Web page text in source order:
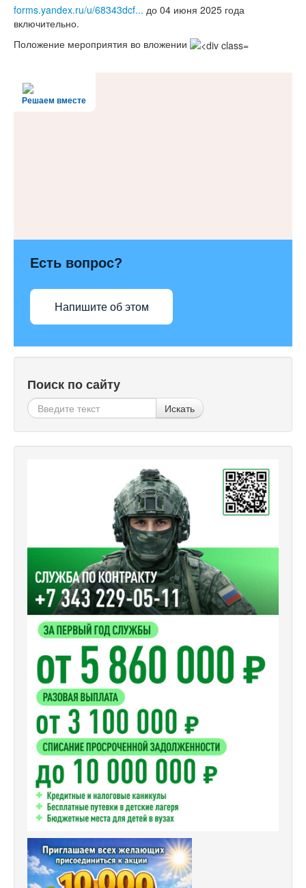
forms.yandex.ru/u/68343dcf... до 04 июня 2025 года
включительно.
Положение мероприятия во вложении
Решаем вместе
Есть вопрос?
Напишите об этом
Поиск по сайту
Искать